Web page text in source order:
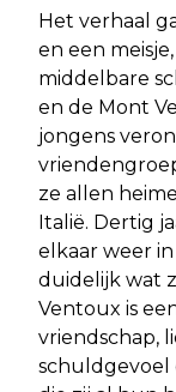
Het verhaal
en een
middelbare
en de Mont
jongens
ze allen
Italië. Dertig
elkaar weer
duidelijk wat
Ventoux is
vriendschap,
schuldgevoel